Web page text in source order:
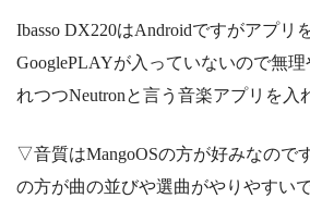
Ibasso DX220はAndroidですがアプリ
GooglePLAYが入っていないので無理
れつつNeutronと言う音楽アプリを入
▽音質はMangoOSの方が好みなので
の方が曲の並びや選曲がやりやすいで